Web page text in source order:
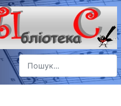
Пошук
Type 2 or more characters